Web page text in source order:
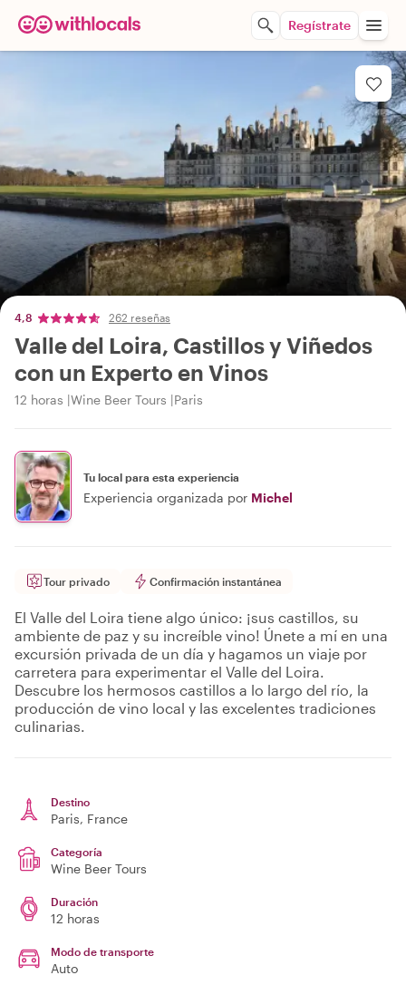
Regístrate
4,8 262 reseñas
Valle del Loira, Castillos y Viñedos
con un Experto en Vinos
12 horas Wine Beer Tours Paris
Tu local para esta experiencia
Experiencia organizada por Michel
Tour privado Confirmación instantánea
El Valle del Loira tiene algo único: ¡sus castillos, su
ambiente de paz y su increíble vino! Únete a mí en una
excursión privada de un día y hagamos un viaje por
carretera para experimentar el Valle del Loira.
Descubre los hermosos castillos a lo largo del río, la
producción de vino local y las excelentes tradiciones
culinarias.
Destino
Paris, France
Categoría
Wine Beer Tours
Duración
12 horas
Modo de transporte
Auto